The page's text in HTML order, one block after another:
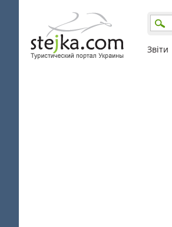
Звіти